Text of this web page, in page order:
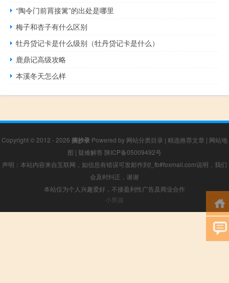
“陶令门前罥接篱”的出处是哪里
梅子和杏子有什么区别
牡丹贷记卡是什么级别（牡丹贷记卡是什么）
鹿鼎记高级攻略
本溪冬天怎么样
Copyright © 2012 - 2026 摘抄录 Powered by 网站分类目录 | 精选推荐文章 | 网站地
图 | 疑难解答 陕ICP备05009492号
声明：本站内容来自互联网，如信息有错误可发邮件到f_fb#foxmail.com说明，我们
会及时纠正，谢谢
本站仅为个人兴趣爱好，不接盈利性广告及商业合作
小男孩